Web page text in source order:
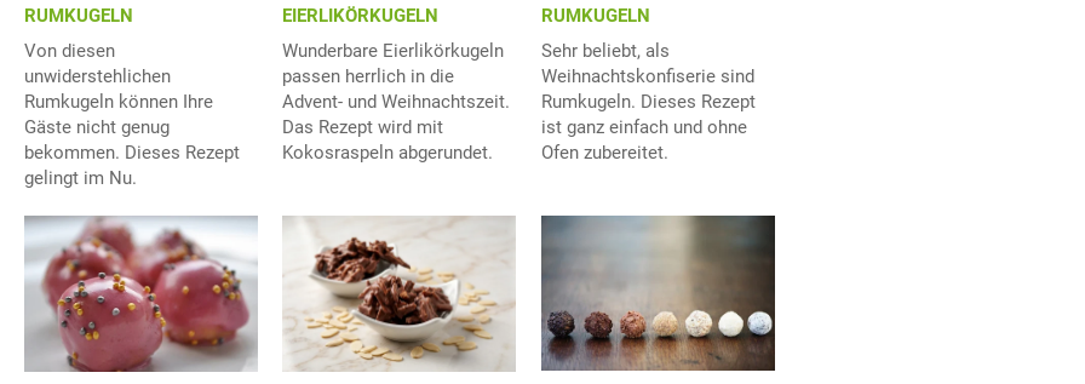
RUMKUGELN
Von diesen
unwiderstehlichen
Rumkugeln können Ihre
Gäste nicht genug
bekommen. Dieses Rezept
gelingt im Nu.
EIERLIKÖRKUGELN
Wunderbare Eierlikörkugeln
passen herrlich in die
Advent- und Weihnachtszeit.
Das Rezept wird mit
Kokosraspeln abgerundet.
RUMKUGELN
Sehr beliebt, als
Weihnachtskonfiserie sind
Rumkugeln. Dieses Rezept
ist ganz einfach und ohne
Ofen zubereitet.